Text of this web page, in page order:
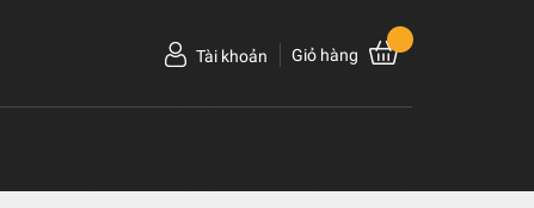
Tài khoản Giỏ hàng